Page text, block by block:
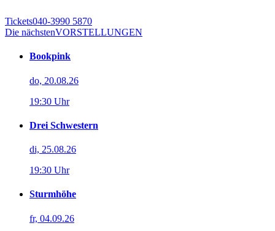
Tickets040-3990 5870
Die nächstenVORSTELLUNGEN
Bookpink
do, 20.08.26
19:30 Uhr
Drei Schwestern
di, 25.08.26
19:30 Uhr
Sturmhöhe
fr, 04.09.26